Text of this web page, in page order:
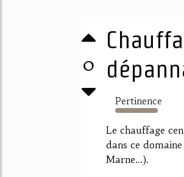
0
Pertinence
4396%
Le chauffage
dans ce
Marne...).